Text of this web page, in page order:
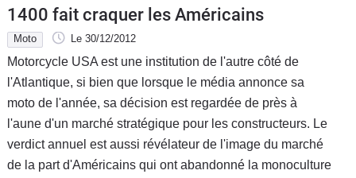
1400 fait craquer les Américains
Moto Le 30/12/2012
Motorcycle USA est une institution de l'autre côté de
l'Atlantique, si bien que lorsque le média annonce sa
moto de l'année, sa décision est regardée de près à
l'aune d'un marché stratégique pour les constructeurs. Le
verdict annuel est aussi révélateur de l'image du marché
de la part d'Américains qui ont abandonné la monoculture